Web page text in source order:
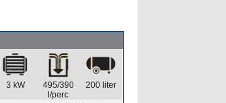
200 liter
495/390
l/perc
3 kW